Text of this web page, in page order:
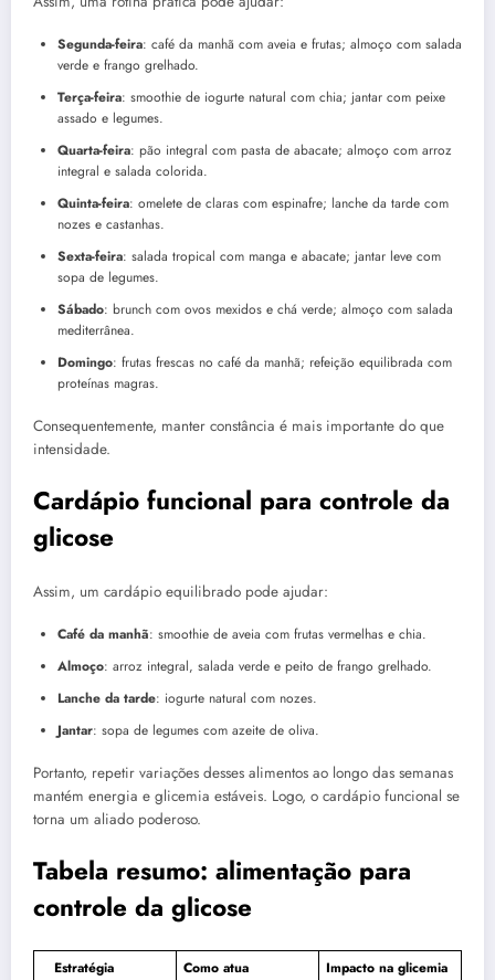
Segunda-feira: café da manhã com aveia e frutas; almoço com salada
verde e frango grelhado.
Terça-feira: smoothie de iogurte natural com chia; jantar com peixe
assado e legumes.
Quarta-feira: pão integral com pasta de abacate; almoço com arroz
integral e salada colorida.
Quinta-feira: omelete de claras com espinafre; lanche da tarde com
nozes e castanhas.
Sexta-feira: salada tropical com manga e abacate; jantar leve com
sopa de legumes.
Sábado: brunch com ovos mexidos e chá verde; almoço com salada
mediterrânea.
Domingo: frutas frescas no café da manhã; refeição equilibrada com
proteínas magras.
Consequentemente, manter constância é mais importante do que
intensidade.
Cardápio funcional para controle da
glicose
Assim, um cardápio equilibrado pode ajudar:
Café da manhã: smoothie de aveia com frutas vermelhas e chia.
Almoço: arroz integral, salada verde e peito de frango grelhado.
Lanche da tarde: iogurte natural com nozes.
Jantar: sopa de legumes com azeite de oliva.
Portanto, repetir variações desses alimentos ao longo das semanas
mantém energia e glicemia estáveis. Logo, o cardápio funcional se
torna um aliado poderoso.
Tabela resumo: alimentação para
controle da glicose
Estratégia Como atua Impacto na glicemia